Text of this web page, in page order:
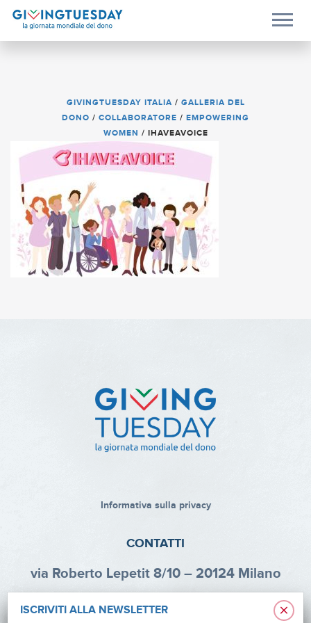
GIVINGTUESDAY ITALIA / GALLERIA DEL
DONO / COLLABORATORE / EMPOWERING
WOMEN / IHAVEAVOICE
Informativa sulla privacy
CONTATTI
via Roberto Lepetit 8/10 – 20124 Milano
×
ISCRIVITI ALLA NEWSLETTER